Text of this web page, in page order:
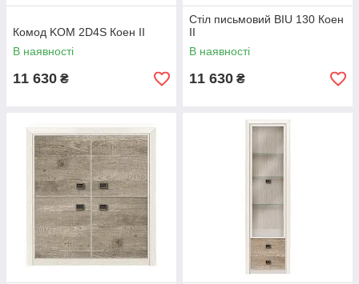
Комод KOM 2D4S Коен II
В наявності
11 630 ₴
Стіл письмовий BIU 130 Коен
II
В наявності
11 630 ₴